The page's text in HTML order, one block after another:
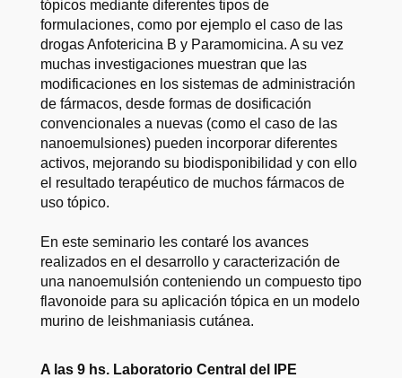
tópicos mediante diferentes tipos de
formulaciones, como por ejemplo el caso de las
drogas Anfotericina B y Paramomicina. A su vez
muchas investigaciones muestran que las
modificaciones en los sistemas de administración
de fármacos, desde formas de dosificación
convencionales a nuevas (como el caso de las
nanoemulsiones) pueden incorporar diferentes
activos, mejorando su biodisponibilidad y con ello
el resultado terapéutico de muchos fármacos de
uso tópico.
En este seminario les contaré los avances
realizados en el desarrollo y caracterización de
una nanoemulsión conteniendo un compuesto tipo
flavonoide para su aplicación tópica en un modelo
murino de leishmaniasis cutánea.
A las 9 hs. Laboratorio Central del IPE